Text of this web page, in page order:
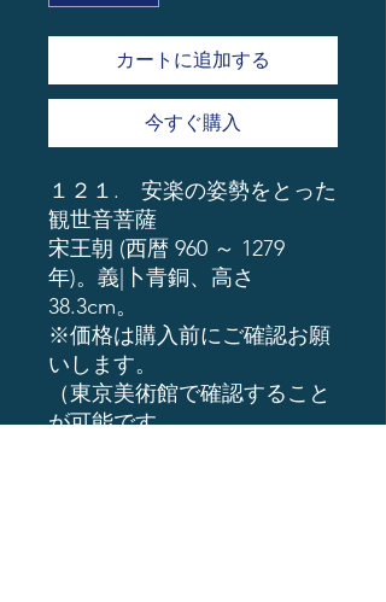
カートに追加する
今すぐ購入
１２１. 安楽の姿勢をとった
観世音菩薩
宋王朝 (西暦 960 ～ 1279
年)。義|卜青銅、高さ
38.3cm。
※価格は購入前にご確認お願
いします。
（東京美術館で確認すること
が可能です。